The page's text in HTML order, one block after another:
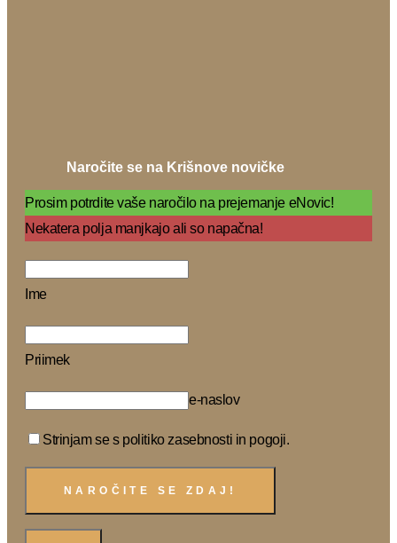
Naročite se na Krišnove novičke
Prosim potrdite vaše naročilo na prejemanje eNovic!
Nekatera polja manjkajo ali so napačna!
Ime
Priimek
e-naslov
Strinjam se s politiko zasebnosti in pogoji.